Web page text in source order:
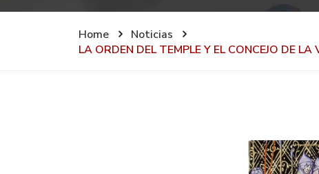
Home
Noticias
LA ORDEN DEL TEMPLE Y EL CONCEJO DE LA